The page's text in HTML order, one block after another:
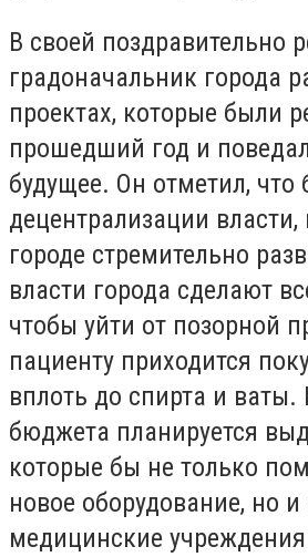
В своей поздравительно
градоначальник города
проектах, которые были
прошедший год и
будущее. Он отметил, что
децентрализации
городе стремительно
власти города сделают
чтобы уйти от позорной
пациенту приходится
вплоть до спирта и ваты.
бюджета планируется
которые бы не только
новое оборудование, но
медицинские